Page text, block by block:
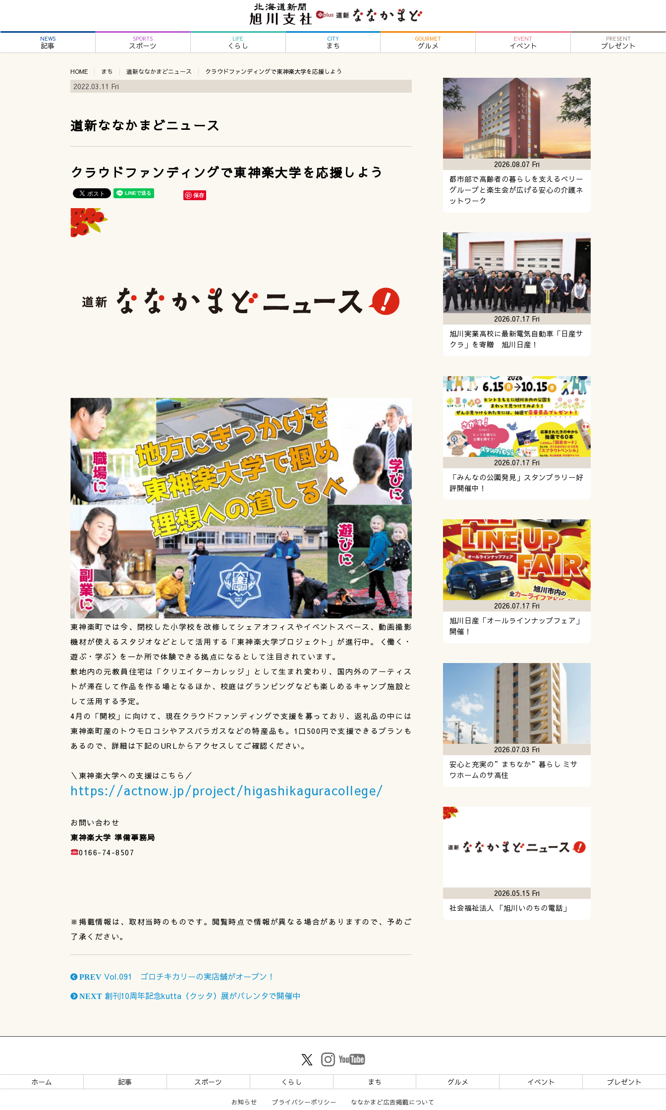
NEWS
記事
SPORTS
スポーツ
LIFE
くらし
CITY
まち
GOURMET
グルメ
EVENT
イベント
PRESENT
プレゼント
HOME まち 道新ななかまどニュース クラウドファンディングで東神楽大学を応援しよう
2022.03.11 Fri
道新ななかまどニュース
クラウドファンディングで東神楽大学を応援しよう
保存
東神楽町では今、閉校した小学校を改修してシェアオフィスやイベントスペース、動画撮影
機材が使えるスタジオなどとして活用する「東神楽大学プロジェクト」が進行中。＜働く・
遊ぶ・学ぶ＞を一か所で体験できる拠点になるとして注目されています。
敷地内の元教員住宅は「クリエイターカレッジ」として生まれ変わり、国内外のアーティス
トが滞在して作品を作る場となるほか、校庭はグランピングなども楽しめるキャンプ施設と
して活用する予定。
4月の「開校」に向けて、現在クラウドファンディングで支援を募っており、返礼品の中には
東神楽町産のトウモロコシやアスパラガスなどの特産品も。1口500円で支援できるプランも
あるので、詳細は下記のURLからアクセスしてご確認ください。
＼東神楽大学への支援はこちら／
https://actnow.jp/project/higashikaguracollege/
お問い合わせ
東神楽大学 準備事務局
0166-74-8507
※掲載情報は、取材当時のものです。閲覧時点で情報が異なる場合がありますので、予めご
了承ください。
PREV Vol.091 ゴロチキカリーの実店舗がオープン！
NEXT 創刊10周年記念kutta（クッタ）展がパレンタで開催中
都市部で高齢者の暮らしを支えるベリー
グループと楽生会が広げる安心の介護ネ
ットワーク
2026.08.07 Fri
旭川実業高校に最新電気自動車「日産サ
クラ」を寄贈 旭川日産！
2026.07.17 Fri
「みんなの公園発見」スタンプラリー好
評開催中！
2026.07.17 Fri
旭川日産「オールラインナップフェア」
開催！
2026.07.17 Fri
安心と充実の”まちなか”暮らし ミサ
ワホームのサ高住
2026.07.03 Fri
社会福祉法人 「旭川いのちの電話」
2026.05.15 Fri
ホーム 記事 スポーツ くらし まち グルメ イベント プレゼント
お知らせ プライバシーポリシー ななかまど広告掲載について